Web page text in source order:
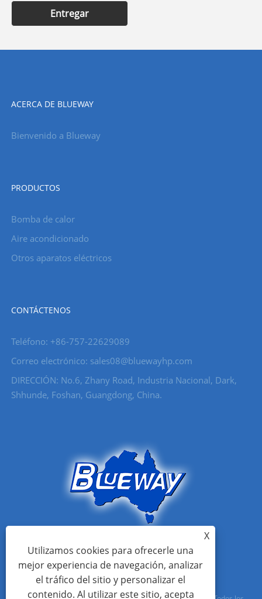
Entregar
ACERCA DE BLUEWAY
Bienvenido a Blueway
PRODUCTOS
Bomba de calor
Aire acondicionado
Otros aparatos eléctricos
CONTÁCTENOS
Teléfono: +86-757-22629089
Correo electrónico: sales08@bluewayhp.com
DIRECCIÓN: No.6, Zhany Road, Industria Nacional, Dark,
Shhunde, Foshan, Guangdong, China.
X
Utilizamos cookies para ofrecerle una
mejor experiencia de navegación, analizar
el tráfico del sitio y personalizar el
contenido. Al utilizar este sitio, acepta